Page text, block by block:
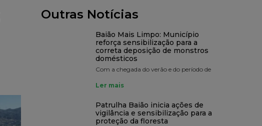
Outras Notícias
Baião Mais Limpo: Município
reforça sensibilização para a
correta deposição de monstros
domésticos
Com a chegada do verão e do período de
Ler mais
Patrulha Baião inicia ações de
vigilância e sensibilização para a
proteção da floresta